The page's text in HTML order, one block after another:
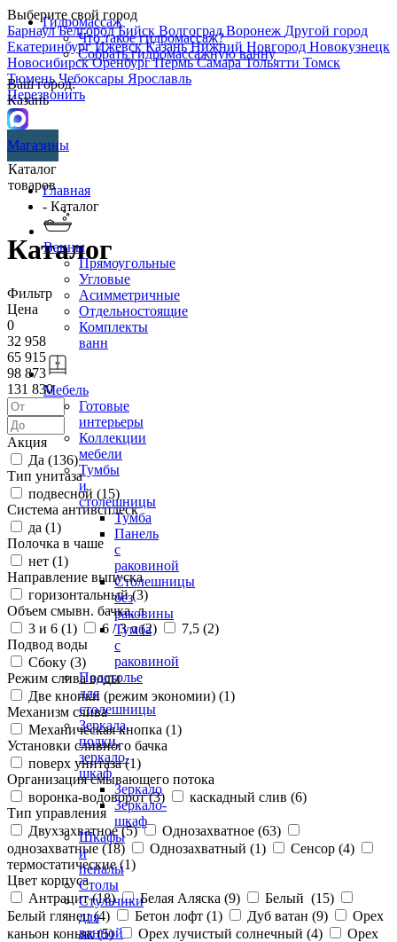
Выберите свой город
БарнаулБелгородБийск ВолгоградВоронеж Другой город
ЕкатеринбургИжевскКазаньНижний Новгород Новокузнецк
НовосибирскОренбургПермьСамараТольятти Томск
ТюменьЧебоксары Ярославль
Перезвонить
Гидромассаж
Что такое гидромассаж?
Собрать гидромассажную ванну
Ваш город:
Казань
Магазины
Каталог
товаров
Ванны
Прямоугольные
Угловые
Асимметричные
Отдельностоящие
Комплекты
ванн
Мебель
Готовые
интерьеры
Коллекции
мебели
Тумбы
и
столешницы
Тумба
Панель
с
раковиной
Столешницы
без
раковины
Тумба
с
раковиной
Подстолье
для
столешницы
Зеркала,
полки,
зеркало-
шкаф
Зеркало
Зеркало-
шкаф
Шкафы
и
пеналы
Столы
Стульчики
для
ванной
Главная
- Каталог
Каталог
Фильтр
Цена
0
32 958
65 915
98 873
131 830
Акция
Да (136)
Тип унитаза
подвесной (15)
Система антивсплеск
да (1)
Полочка в чаше
нет (1)
Направление выпуска
горизонтальный (3)
Объем смывн. бачка, л
3 и 6 (1) 6 / 3 л (2) 7,5 (2)
Подвод воды
Сбоку (3)
Режим слива воды
Две кнопки (режим экономии) (1)
Механизм слива
Механическая кнопка (1)
Установки сливного бачка
поверх унитаза (1)
Организация смывающего потока
воронка-водоворот (3) каскадный слив (6)
Тип управления
Двухзахватное (5) Однозахватное (63)
однозахватные (18) Однозахватный (1) Сенсор (4)
термостатические (1)
Цвет корпуса
Антрацит (18) Белая Аляска (9) Белый (15)
Белый глянец (4) Бетон лофт (1) Дуб ватан (9)
Орех
каньон коньяк (5) Орех лучистый солнечный (4)
Орех